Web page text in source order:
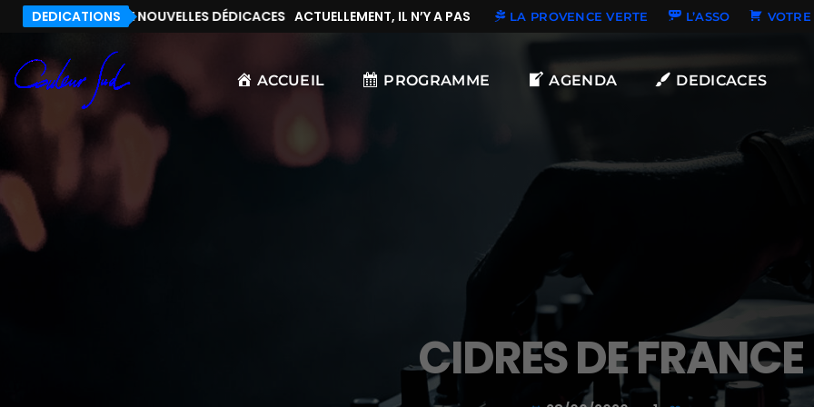
DEDICATIONS
IL N’Y A PAS DE NOUVELLES DÉDICACES ACTUELLEMENT, IL N’Y A PAS DE NOUVELLES DÉDICACES
LA PROVENCE VERTE L’ASSO
ACCUEIL PROGRAMME AGENDA DEDICACES
CIDRES DE FRANCE